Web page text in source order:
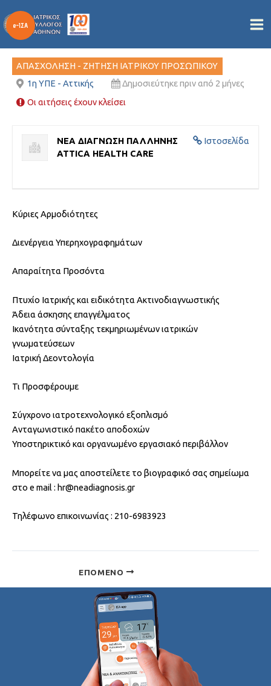
στο
περιεχόμενο
ΙΑΤΡΟΣ ΑΚΤΙΝΟΛΟΓΟΣ
/16/06/2026
ΑΠΑΣΧΟΛΗΣΗ - ΖΗΤΗΣΗ ΙΑΤΡΙΚΟΥ ΠΡΟΣΩΠΙΚΟΥ
1η ΥΠΕ - Αττικής
Δημοσιεύτηκε πριν από 2 μήνες
Οι αιτήσεις έχουν κλείσει
Ιστοσελίδα
ΝΕΑ ΔΙΑΓΝΩΣΗ ΠΑΛΛΗΝΗΣ
ATTICA HEALTH CARE
Kύριες Αρμοδιότητες
Διενέργεια Υπερηχογραφημάτων
Απαραίτητα Προσόντα
Πτυχίο Ιατρικής και ειδικότητα Ακτινοδιαγνωστικής
Άδεια άσκησης επαγγέλματος
Ικανότητα σύνταξης τεκμηριωμένων ιατρικών
γνωματεύσεων
Ιατρική Δεοντολογία
Τι Προσφέρουμε
Σύγχρονο ιατροτεχνολογικό εξοπλισμό
Ανταγωνιστικό πακέτο αποδοχών
Υποστηρικτικό και οργανωμένο εργασιακό περιβάλλον
Μπορείτε να μας αποστείλετε το βιογραφικό σας σημείωμα
στο e mail : hr@neadiagnosis.gr
Τηλέφωνο επικοινωνίας : 210-6983923
ΕΠΌΜΕΝΟ